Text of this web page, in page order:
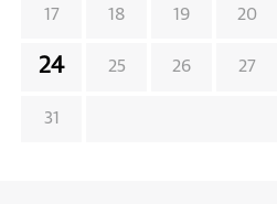
17 18 19 20
24 25 26 27
31